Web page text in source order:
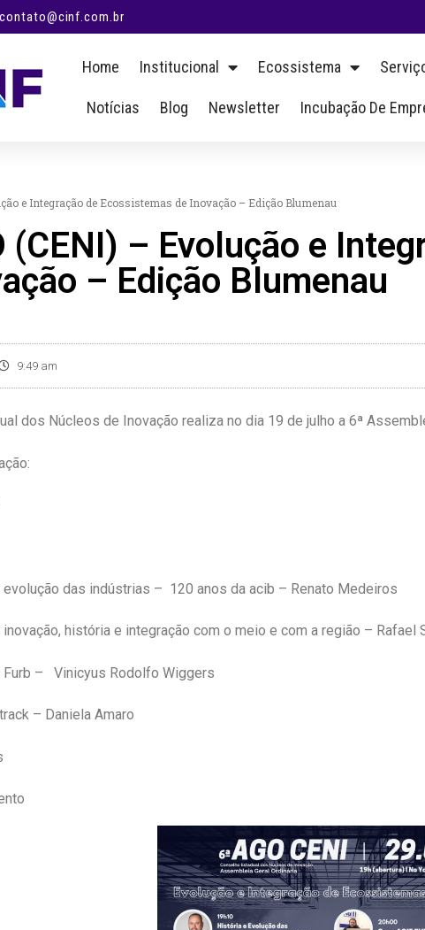
contato@cinf.com.br
Home Institucional Ecossistema
Notícias Blog Newsletter Incubação De
e Integração de Ecossistemas de Inovação – Edição Blumenau
(CENI) – Evolução e
– Edição Blumenau
9:49 am
dos Núcleos de Inovação realiza no dia 19 de julho a 6ª
das indústrias – 120 anos da acib – Renato Medeiros
história e integração com o meio e com a região – Rafael
Furb – Vinicyus Rodolfo Wiggers
– Daniela Amaro